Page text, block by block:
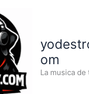
om
La musica de